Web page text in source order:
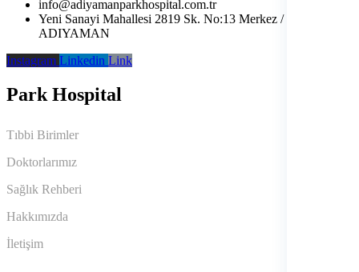
info@adiyamanparkhospital.com.tr
Yeni Sanayi Mahallesi 2819 Sk. No:13 Merkez /
ADIYAMAN
Instagram Linkedin Link
Park Hospital
Tıbbi Birimler
Doktorlarımız
Sağlık Rehberi
Hakkımızda
İletişim